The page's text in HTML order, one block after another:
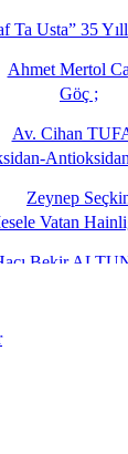
Ta Usta” 35
Ahmet Mertol
Göç ;
Av. Cihan
Zeynep
Vatan
Bekir
Kısa Bir Süre
Adaleti